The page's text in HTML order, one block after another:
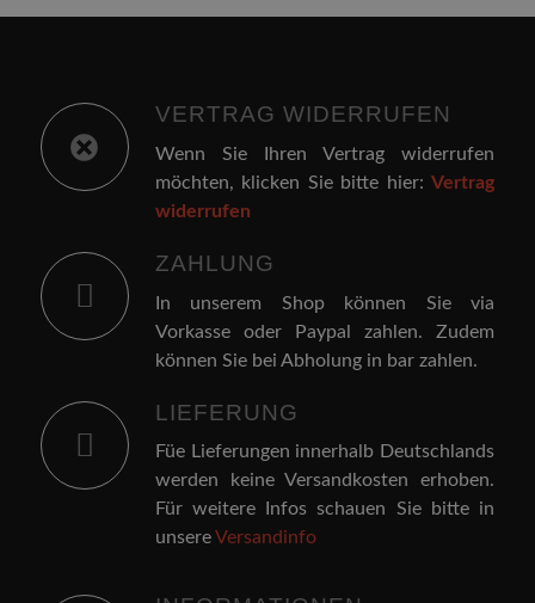
VERTRAG WIDERRUFEN
Wenn Sie Ihren Vertrag widerrufen
möchten, klicken Sie bitte hier:Vertrag
widerrufen
ZAHLUNG
In unserem Shop können Sie via
Vorkasse oder Paypal zahlen. Zudem
können Sie bei Abholung in bar zahlen.
LIEFERUNG
Füe Lieferungen innerhalb Deutschlands
werden keine Versandkosten erhoben.
Für weitere Infos schauen Sie bitte in
unsereVersandinfo